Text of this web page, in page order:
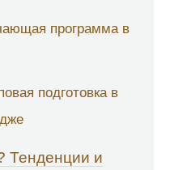
программа в
подготовка в
Тенденции и